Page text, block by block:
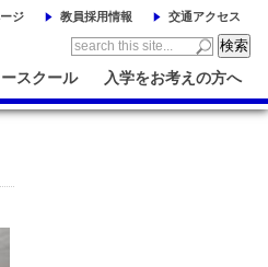
ジ 教員採用情報 交通アクセス
スクール 入学をお考えの方へ